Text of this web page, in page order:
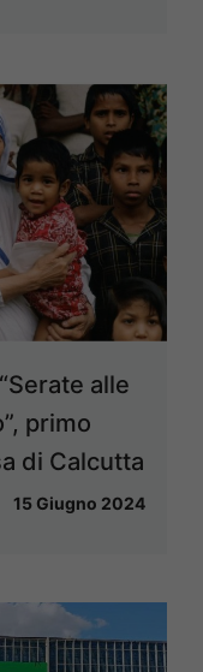
alle
primo
di Calcutta
15 Giugno 2024